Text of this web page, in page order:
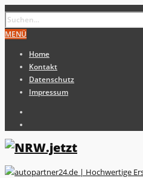
MENÜ
Home
Kontakt
Datenschutz
Impressum